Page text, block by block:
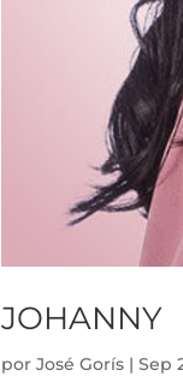
JOHANNY
porJosé Gorís |Sep